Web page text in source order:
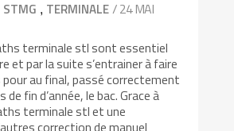
STMG , TERMINALE/ 24 MAI
terminale stl sont essentiel
et par la suite s’entrainer à faire
pour au final, passé correctement
fin d’année, le bac. Grace à
terminale stl et une